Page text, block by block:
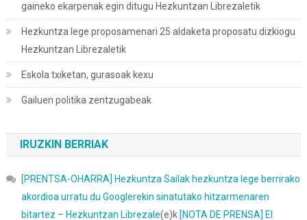
gaineko ekarpenak egin ditugu Hezkuntzan Librezaletik
Hezkuntza lege proposamenari 25 aldaketa proposatu dizkiogu
Hezkuntzan Librezaletik
Eskola txiketan, gurasoak kexu
Gailuen politika zentzugabeak
IRUZKIN BERRIAK
[PRENTSA-OHARRA] Hezkuntza Sailak hezkuntza lege berrirako
akordioa urratu du Googlerekin sinatutako hitzarmenaren
bitartez – Hezkuntzan Librezale(e)k [NOTA DE PRENSA] El